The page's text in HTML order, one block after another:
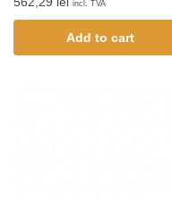
incl. TVA
Add to cart